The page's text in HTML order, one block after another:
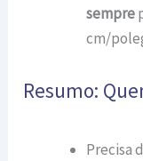
sempre
cm/
Resumo:
Precisa